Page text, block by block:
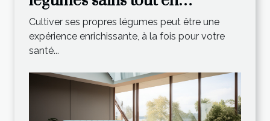
économisant de l'argent
Cultiver ses propres légumes peut être une
expérience enrichissante, à la fois pour votre
santé...